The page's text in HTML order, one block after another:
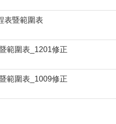
表暨範圍表
範圍表_1201修正
範圍表_1009修正